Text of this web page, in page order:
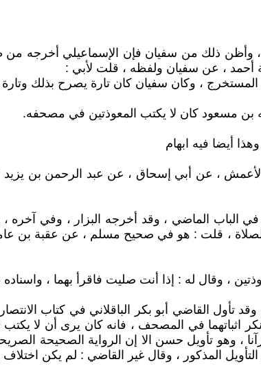
وأظن ذلك من سفيان فإن الإسماعيلي أخرجه من
أحمد ، عن سفيان ولفظه ، قلت لأبي :
، وكان سفيان كان تارة يصرح بذلك وتارة
بن مسعود كان لا يكتب المعوذتين في مصحفه.
أيضا فيه ابهام
، عن أبي إسحاق ، عن عبد الرحمن بن يزيد
الماضي ، وقد أخرجه البزار ، وفي آخره ،
، قلت : هو في صحيح مسلم ، عن عقبة بن
، وقال له : إذا أنت صليت فاقرأ بهما ،
تأول القاضي أبو بكر الباقلاني في كتاب
اثباتهما في المصحف ، فانه كان يرى أن لا
، وهو تأويل حسن الا إن الرواية الصحيحة
المذكور ، وقال غير القاضي : لم يكن اختلاف